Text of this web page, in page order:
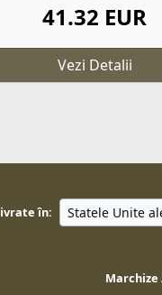
41.32 EUR
Vezi Detalii
în: